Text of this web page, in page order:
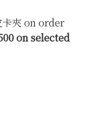
卡夾 on order
on selected